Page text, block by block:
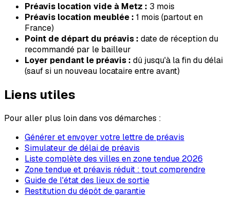
Préavis location vide à Metz : 3 mois
Préavis location meublée : 1 mois (partout en
France)
Point de départ du préavis : date de réception du
recommandé par le bailleur
Loyer pendant le préavis : dû jusqu'à la fin du délai
(sauf si un nouveau locataire entre avant)
Liens utiles
Pour aller plus loin dans vos démarches :
Générer et envoyer votre lettre de préavis
Simulateur de délai de préavis
Liste complète des villes en zone tendue 2026
Zone tendue et préavis réduit : tout comprendre
Guide de l'état des lieux de sortie
Restitution du dépôt de garantie